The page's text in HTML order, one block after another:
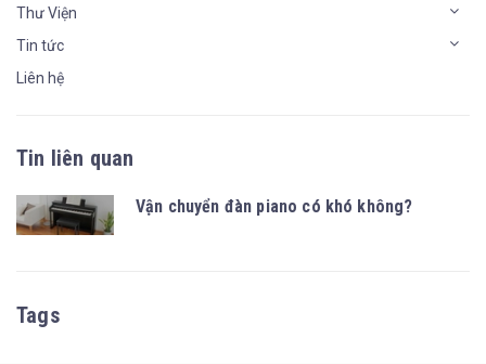
Thư Viện
Tin tức
Liên hệ
Tin liên quan
Vận chuyển đàn piano có khó không?
Tags